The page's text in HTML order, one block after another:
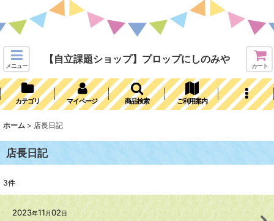
メニュー
【自立課題ショップ】プロップにしのみや
カート
カテゴリ マイページ 商品検索 ご利用案内
ホーム > 店長日記
店長日記
3件
2023年11月02日